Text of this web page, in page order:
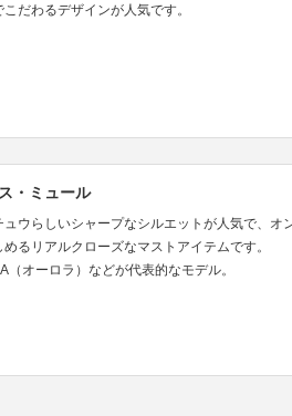
だわるデザインが人気です。
・ミュール
ュウらしいシャープなシルエットが人気で、オ
めるリアルクローズなマストアイテムです。
（オーロラ）などが代表的なモデル。